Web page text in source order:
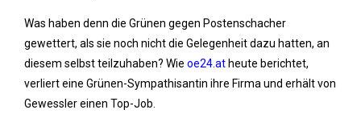
Was haben denn die Grünen gegen Postenschacher
gewettert, als sie noch nicht die Gelegenheit dazu hatten, an
diesem selbst teilzuhaben? Wie oe24.at heute berichtet,
verliert eine Grünen-Sympathisantin ihre Firma und erhält von
Gewessler einen Top-Job.